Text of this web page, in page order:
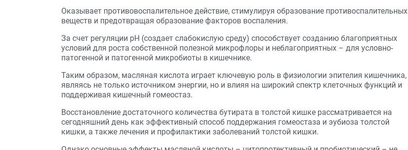
Оказывает противовоспалительное действие, стимулируя образование противоспалительных
веществ и предотвращая образование факторов воспаления.
За счет регуляции рН (создает слабокислую среду) способствует созданию благоприятных
условий для роста собственной полезной микрофлоры и неблагоприятных – для условно-
патогенной и патогенной микробиоты в кишечнике.
Таким образом, масляная кислота играет ключевую роль в физиологии эпителия кишечника,
являясь не только источником энергии, но и влияя на широкий спектр клеточных функций и
поддерживая кишечный гомеостаз.
Восстановление достаточного количества бутирата в толстой кишке рассматривается на
сегодняшний день как эффективный способ поддержания гомеостаза и эубиоза толстой
кишки, а также лечения и профилактики заболеваний толстой кишки.